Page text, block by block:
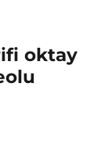
oktay